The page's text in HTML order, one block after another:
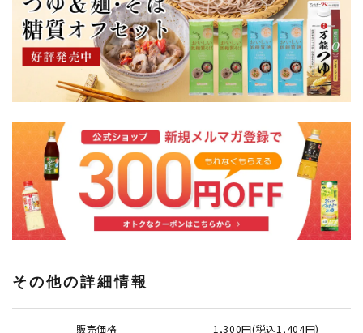
その他の詳細情報
販売価格 1,300円(税込1,404円)